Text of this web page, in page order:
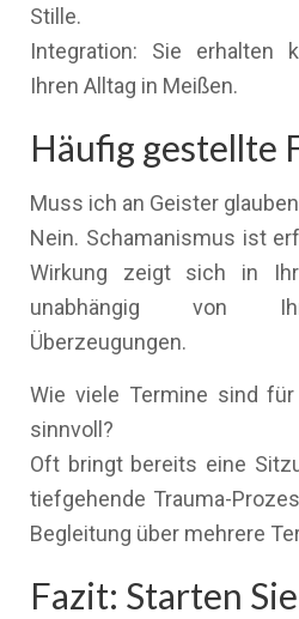
Stille.
Integration: Sie erhalten
Ihren Alltag in Meißen.
Häufig gestellte
Muss ich an Geister
Nein. Schamanismus ist
Wirkung zeigt sich in
unabhängig von
Überzeugungen.
Wie viele Termine sind
sinnvoll?
Oft bringt bereits eine
tiefgehende Trauma-
Begleitung über mehrere
Fazit: Starten